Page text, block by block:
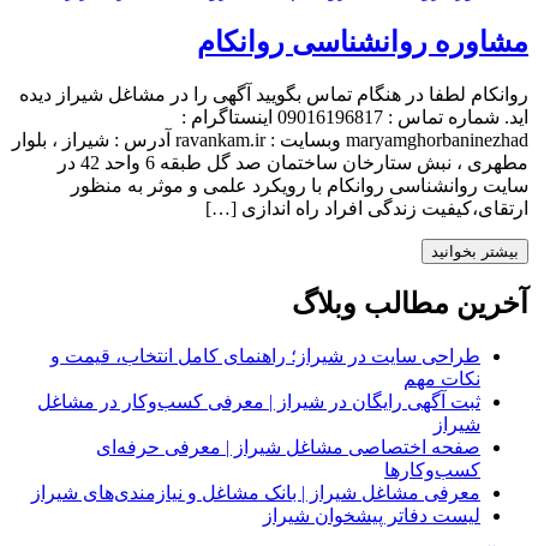
مشاوره روانشناسی روانکام
روانکام لطفا در هنگام تماس بگویید آگهی را در مشاغل شیراز دیده
اید. شماره تماس : 09016196817 اینستاگرام :
maryamghorbaninezhad وبسایت : ravankam.ir آدرس : شیراز ، بلوار
مطهری ، نبش ستارخان ساختمان صد گل طبقه 6 واحد 42 در
سایت روانشناسی روانکام با رویکرد علمی و موثر به منظور
ارتقای،کیفیت زندگی افراد راه اندازی […]
بیشتر بخوانید
آخرین مطالب وبلاگ
طراحی سایت در شیراز؛ راهنمای کامل انتخاب، قیمت و
نکات مهم
ثبت آگهی رایگان در شیراز | معرفی کسب‌وکار در مشاغل
شیراز
صفحه اختصاصی مشاغل شیراز | معرفی حرفه‌ای
کسب‌وکارها
معرفی مشاغل شیراز | بانک مشاغل و نیازمندی‌های شیراز
لیست دفاتر پیشخوان شیراز